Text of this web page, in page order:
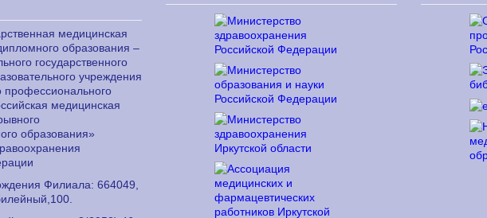
медицинская
образования –
государственного
учреждения
профессионального
медицинская
образования»
Филиала: 664049,